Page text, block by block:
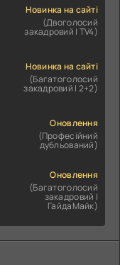
Новинка на сайті
(Двоголосий
закадровий | TV4)
Новинка на сайті
(Багатоголосий
закадровий | 2+2)
Оновлення
(Професійний
дубльований)
Оновлення
(Багатоголосий
закадровий |
ГайдаМайк)